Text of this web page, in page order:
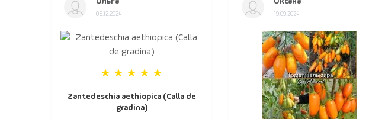
05.12.2024
Zantedeschia aethiopica (Calla de
gradina)
19.09.2024